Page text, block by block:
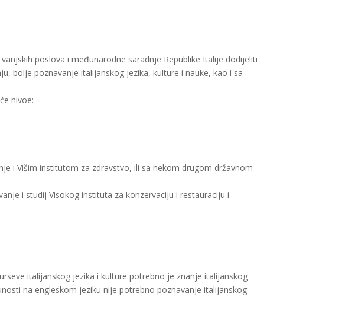
poslova i međunarodne saradnje Republike Italije dodijeliti
bolje poznavanje italijanskog jezika, kulture i nauke, kao i sa
nivoe:
i Višim institutom za zdravstvo, ili sa nekom drugom državnom
i studij Visokog instituta za konzervaciju i restauraciju i
italijanskog jezika i kulture potrebno je znanje italijanskog
na engleskom jeziku nije potrebno poznavanje italijanskog